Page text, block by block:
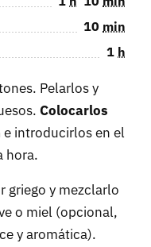
10 min
1 h
Pelarlos y
Colocarlos
e introducirlos en el
hora.
griego y mezclarlo
o miel (opcional,
y aromática).